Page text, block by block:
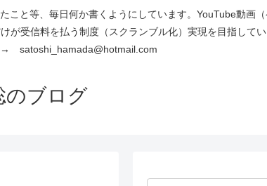
と等、毎日何か書くようにしています。YouTube動画
受信料を払う制度（スクランブル化）実現を目指して
→ satoshi_hamada@hotmail.com
のブログ